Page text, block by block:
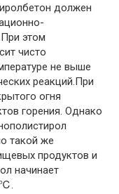
должен
этом
чисто
не выше
реакций.При
огня
горения. Однако
такой же
продуктов и
начинает
℃.